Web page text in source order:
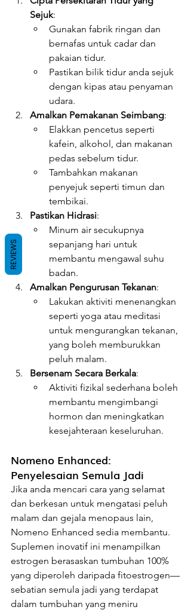
Sejuk:
Gunakan fabrik ringan dan
bernafas untuk cadar dan
pakaian tidur.
Pastikan bilik tidur anda sejuk
dengan kipas atau penyaman
udara.
Amalkan Pemakanan Seimbang:
Elakkan pencetus seperti
kafein, alkohol, dan makanan
pedas sebelum tidur.
Tambahkan makanan
penyejuk seperti timun dan
tembikai.
Pastikan Hidrasi:
Minum air secukupnya
sepanjang hari untuk
membantu mengawal suhu
badan.
Amalkan Pengurusan Tekanan:
Lakukan aktiviti menenangkan
seperti yoga atau meditasi
untuk mengurangkan tekanan,
yang boleh memburukkan
peluh malam.
Bersenam Secara Berkala:
Aktiviti fizikal sederhana boleh
membantu mengimbangi
hormon dan meningkatkan
kesejahteraan keseluruhan.
Nomeno Enhanced:
Penyelesaian Semula Jadi
Jika anda mencari cara yang selamat
dan berkesan untuk mengatasi peluh
malam dan gejala menopaus lain,
Nomeno Enhanced sedia membantu.
Suplemen inovatif ini menampilkan
estrogen berasaskan tumbuhan 100%
yang diperoleh daripada fitoestrogen—
sebatian semula jadi yang terdapat
dalam tumbuhan yang meniru
REVIEWS